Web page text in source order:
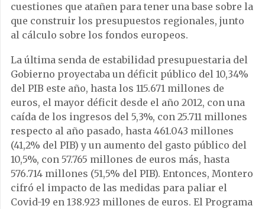
cuestiones que atañen para tener una base sobre la
que construir los presupuestos regionales, junto
al cálculo sobre los fondos europeos.
La última senda de estabilidad presupuestaria del
Gobierno proyectaba un déficit público del 10,34%
del PIB este año, hasta los 115.671 millones de
euros, el mayor déficit desde el año 2012, con una
caída de los ingresos del 5,3%, con 25.711 millones
respecto al año pasado, hasta 461.043 millones
(41,2% del PIB) y un aumento del gasto público del
10,5%, con 57.765 millones de euros más, hasta
576.714 millones (51,5% del PIB). Entonces, Montero
cifró el impacto de las medidas para paliar el
Covid-19 en 138.923 millones de euros. El Programa